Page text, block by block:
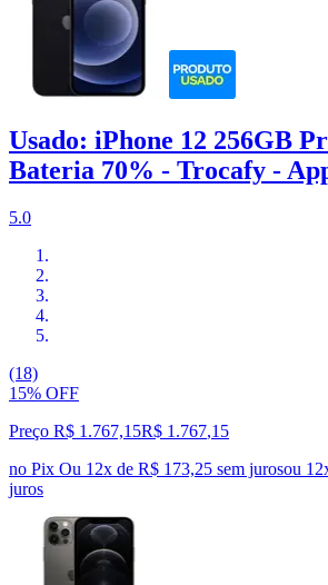
Usado: iPhone 12 256GB
Bateria 70% - Trocafy -
5.0
(18)
15% OFF
Preço R$ 1.767,15R$ 1.767,15
no Pix Ou 12x de R$ 173,25 sem jurosou 12
juros